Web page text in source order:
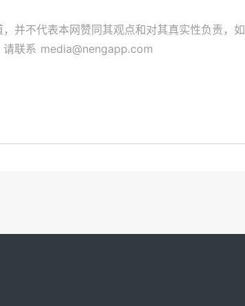
并不代表本网赞同其观点和对其真实性负责，如
请联系 media@nengapp.com